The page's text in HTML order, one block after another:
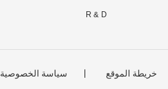
R & D
خريطة الموقع سياسة الخصوصية